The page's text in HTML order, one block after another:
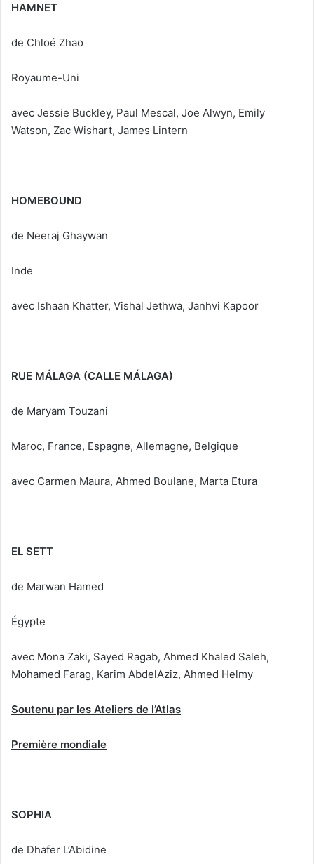
HAMNET
de Chloé Zhao
Royaume-Uni
avec Jessie Buckley, Paul Mescal, Joe Alwyn, Emily
Watson, Zac Wishart, James Lintern
HOMEBOUND
de Neeraj Ghaywan
Inde
avec Ishaan Khatter, Vishal Jethwa, Janhvi Kapoor
RUE MÁLAGA (CALLE MÁLAGA)
de Maryam Touzani
Maroc, France, Espagne, Allemagne, Belgique
avec Carmen Maura, Ahmed Boulane, Marta Etura
EL SETT
de Marwan Hamed
Égypte
avec Mona Zaki, Sayed Ragab, Ahmed Khaled Saleh,
Mohamed Farag, Karim AbdelAziz, Ahmed Helmy
Soutenu par les Ateliers de l’Atlas
Première mondiale
SOPHIA
de Dhafer L’Abidine